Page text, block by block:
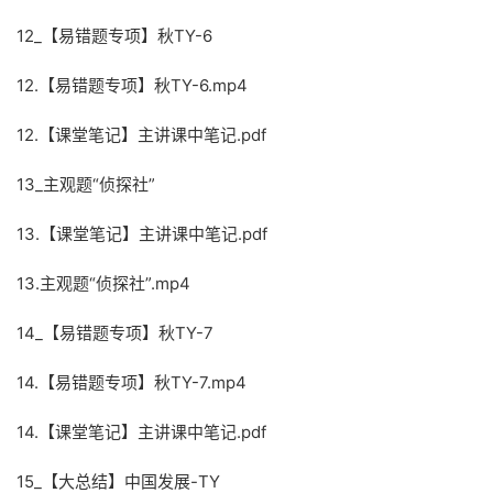
12_【易错题专项】秋TY-6
12.【易错题专项】秋TY-6.mp4
12.【课堂笔记】主讲课中笔记.pdf
13_主观题“侦探社”
13.【课堂笔记】主讲课中笔记.pdf
13.主观题“侦探社”.mp4
14_【易错题专项】秋TY-7
14.【易错题专项】秋TY-7.mp4
14.【课堂笔记】主讲课中笔记.pdf
15_【大总结】中国发展-TY